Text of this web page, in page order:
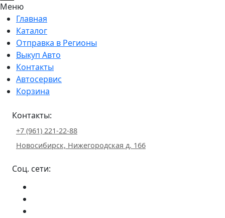
Меню
Главная
Каталог
Отправка в Регионы
Выкуп Авто
Контакты
Автосервис
Корзина
Контакты:
+7 (961) 221-22-88
Новосибирск, Нижегородская д. 166
Соц. сети: